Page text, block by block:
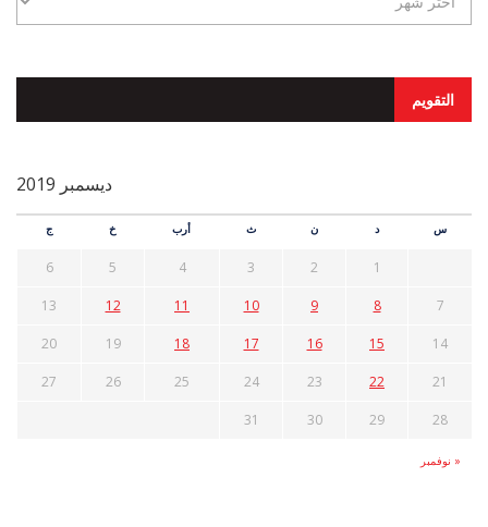
التقويم
ديسمبر 2019
س د ن ث أرب خ ج
« نوفمبر
1
2
3
4
5
6
7
8
9
10
11
12
13
14
15
16
17
18
19
20
21
22
23
24
25
26
27
28
29
30
31